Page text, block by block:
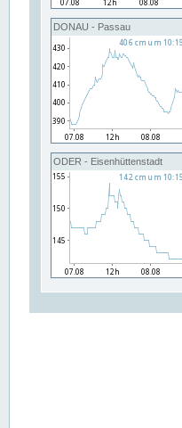
DONAU - Passau
ODER - Eisenhüttenstadt